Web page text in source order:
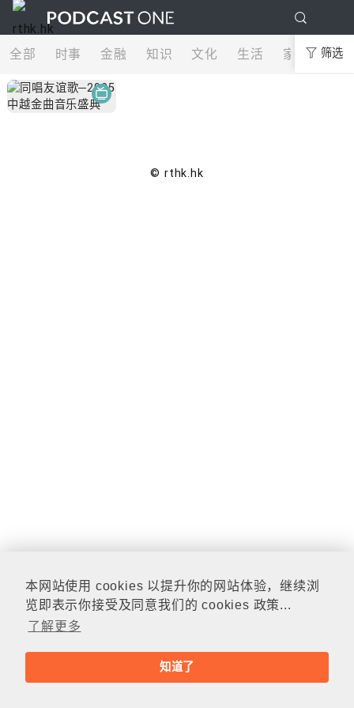
本网站使用 cookies 以提升你的网站体验，继续浏
览即表示你接受及同意我们的 cookies 政策...
了解更多
知道了
全部 时事 金融 知识 文化 生活 家庭 娱乐
筛选
© rthk.hk